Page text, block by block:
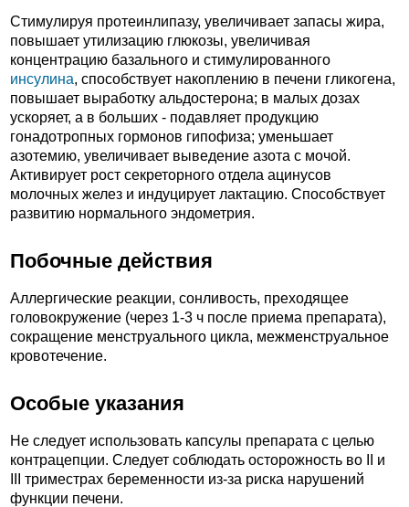
Стимулируя протеинлипазу, увеличивает запасы жира,
повышает утилизацию глюкозы, увеличивая
концентрацию базального и стимулированного
инсулина, способствует накоплению в печени гликогена,
повышает выработку альдостерона; в малых дозах
ускоряет, а в больших - подавляет продукцию
гонадотропных гормонов гипофиза; уменьшает
азотемию, увеличивает выведение азота с мочой.
Активирует рост секреторного отдела ацинусов
молочных желез и индуцирует лактацию. Способствует
развитию нормального эндометрия.
Побочные действия
Аллергические реакции, сонливость, преходящее
головокружение (через 1-3 ч после приема препарата),
сокращение менструального цикла, межменструальное
кровотечение.
Особые указания
Не следует использовать капсулы препарата с целью
контрацепции. Следует соблюдать осторожность во II и
III триместрах беременности из-за риска нарушений
функции печени.